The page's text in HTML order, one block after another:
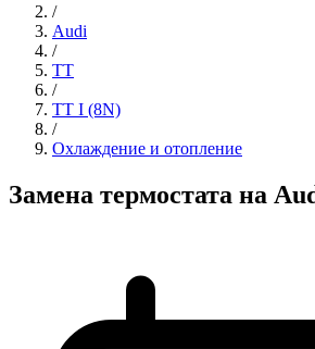
/
Audi
/
TT
/
TT I (8N)
/
Охлаждение и отопление
Замена термостата на